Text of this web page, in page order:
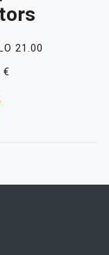
21.00
€